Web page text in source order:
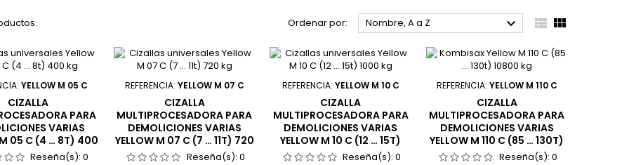
Ordenar por: Nombre, A a Z   
YELLOW M 05 C
CIZALLA
PARA
VARIAS
M 05 C (4 … 8T) 400
KGReseña(s):0
REFERENCIA: YELLOW M 07 C
CIZALLA
MULTIPROCESADORA PARA
DEMOLICIONES VARIAS
YELLOW M 07 C (7 … 11T) 720
KGReseña(s): 0
REFERENCIA: YELLOW M 10 C
CIZALLA
MULTIPROCESADORA PARA
DEMOLICIONES VARIAS
YELLOW M 10 C (12 … 15T)
1000 KGReseña(s):0
REFERENCIA: YELLOW M 110 C
CIZALLA
MULTIPROCESADORA PARA
DEMOLICIONES VARIAS
YELLOW M 110 C (85 … 130T)
10800 KGReseña(s): 0